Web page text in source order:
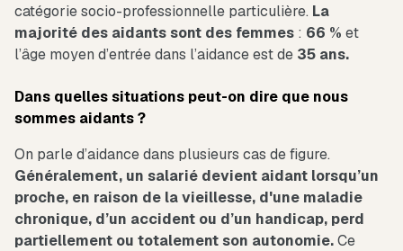
catégorie socio-professionnelle particulière. La
majorité des aidants sont des femmes : 66 % et
l’âge moyen d’entrée dans l’aidance est de 35 ans.
Dans quelles situations peut-on dire que nous
sommes aidants ?
On parle d’aidance dans plusieurs cas de figure.
Généralement, un salarié devient aidant lorsqu’un
proche, en raison de la vieillesse, d'une maladie
chronique, d’un accident ou d’un handicap, perd
partiellement ou totalement son autonomie.Ce